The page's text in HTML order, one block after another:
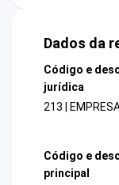
Dados da
Código e
jurídica
213 |
Código e
principal